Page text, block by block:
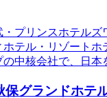
プリンスホテル
テル・リゾート
中核会社で、日本
グランドホテ